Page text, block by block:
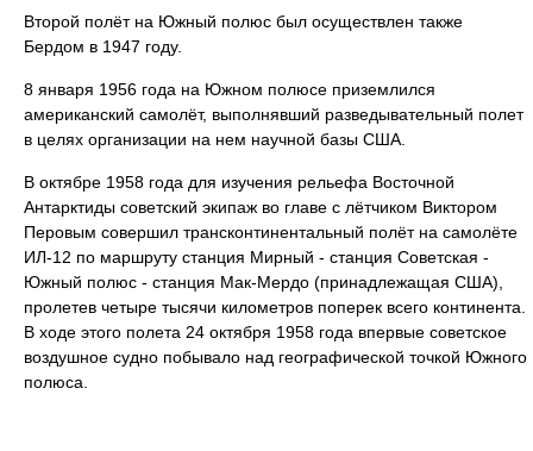
Второй полёт на Южный полюс был осуществлен также
Бердом в 1947 году.
8 января 1956 года на Южном полюсе приземлился
американский самолёт, выполнявший разведывательный полет
в целях организации на нем научной базы США.
В октябре 1958 года для изучения рельефа Восточной
Антарктиды советский экипаж во главе с лётчиком Виктором
Перовым совершил трансконтинентальный полёт на самолёте
ИЛ-12 по маршруту станция Мирный - станция Советская -
Южный полюс - станция Мак-Мердо (принадлежащая США),
пролетев четыре тысячи километров поперек всего континента.
В ходе этого полета 24 октября 1958 года впервые советское
воздушное судно побывало над географической точкой Южного
полюса.